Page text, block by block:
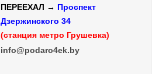
ПЕРЕЕХАЛ → Проспект
Дзержинского 34
(станция метро Грушевка)
info@podaro4ek.by